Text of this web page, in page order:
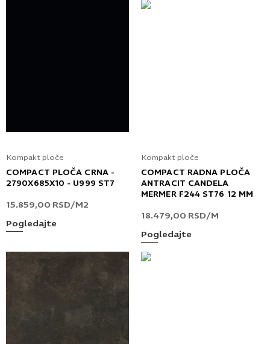
Kompakt ploče
COMPACT PLOČA CRNA -
2790X685X10 - U999 ST7
15.859,00 RSD/M2
Pogledajte
Kompakt ploče
COMPACT RADNA PLOČA
ANTRACIT CANDELA
MERMER F244 ST76 12 MM
18.479,00 RSD/M
Pogledajte